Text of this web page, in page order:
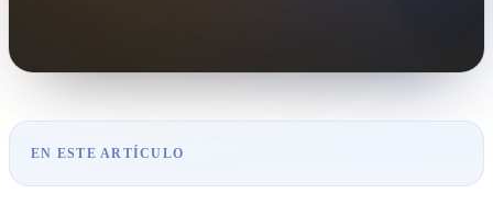
EN ESTE ARTÍCULO